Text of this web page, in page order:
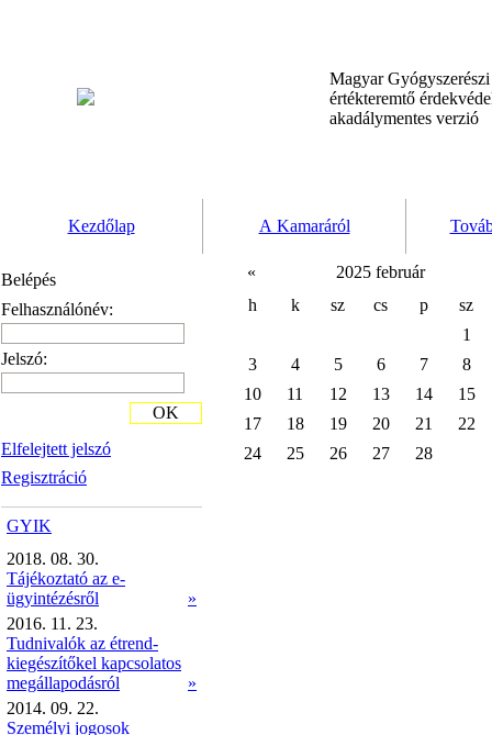
Magyar
értékteremtő
akadálymentes verzió
Kezdőlap A Kamaráról
Belépés
Felhasználónév:
Jelszó:
Elfelejtett jelszó
Regisztráció
OK
GYIK
2018. 08. 30.
Tájékoztató az e-
ügyintézésről
»
2016. 11. 23.
Tudnivalók az étrend-
kiegészítőkel kapcsolatos
megállapodásról
»
2014. 09. 22.
Személyi jogosok
«
2025 február
h
k sz cs p
sz
1
3
4 5 6 7
8
10
11 12 13 14
15
17
18 19 20 21
22
24
25 26 27 28